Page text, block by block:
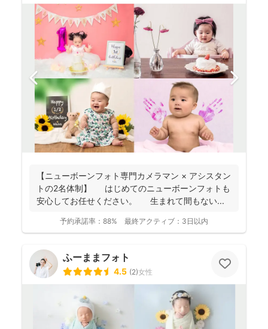
【ニューボーンフォト専門カメラマン × アシスタン
トの2名体制】 はじめてのニューボーンフォトも
安心してお任せください。 生まれて間もない...
予約承諾率： 88% 最終アクティブ： 3日以内
ふーままフォト
4.5 (2)女性